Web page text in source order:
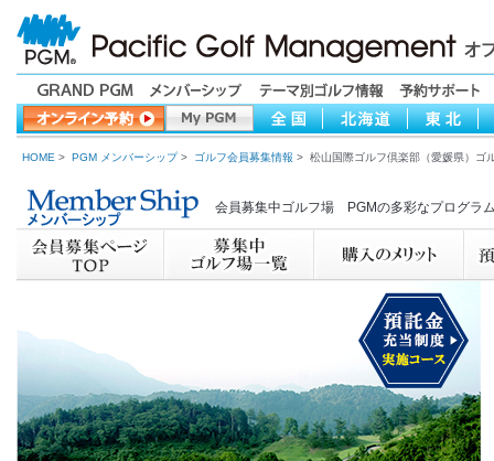
HOME > PGM メンバーシップ> ゴルフ会員募集情報 > 松山国際ゴルフ倶楽部（愛媛県）ゴ
会員募集中ゴルフ場 PGMの多彩なプログラ